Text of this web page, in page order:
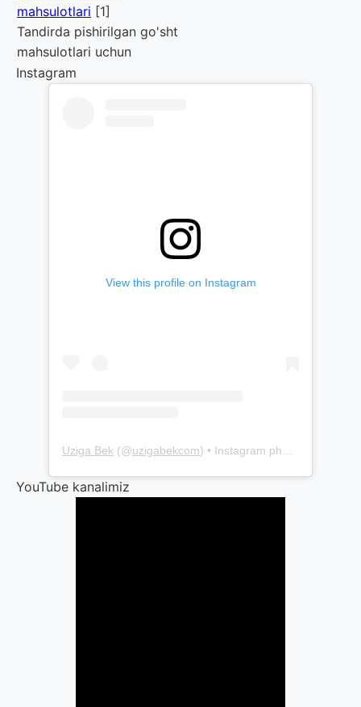
mahsulotlari [1]
Tandirda pishirilgan go'sht
mahsulotlari uchun
Instagram
View this profile on Instagram
Uziga Bek (@uzigabekcom) • Instagram photos and videos
YouTube kanalimiz